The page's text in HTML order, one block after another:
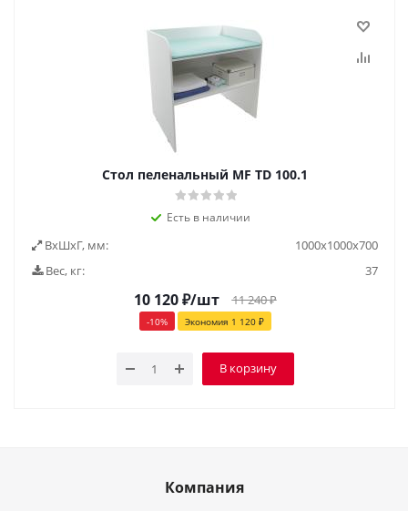
Стол пеленальный МF TD 100.1
Есть в наличии
ВxШxГ, мм:
1000x1000x700
Вес, кг:
37
10 120₽/шт 11 240₽
-10% Экономия 1 120₽
В корзину
Компания